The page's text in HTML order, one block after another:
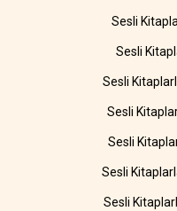
Sesli
Sesli
Sesli
Sesli
Sesli
Sesli
Sesli